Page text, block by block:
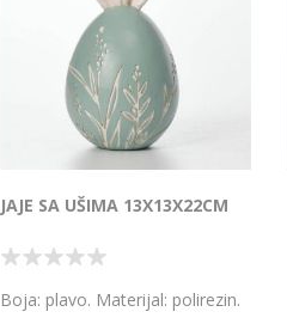
JAJE SA UŠIMA 13X13X22CM
Boja: plavo. Materijal: polirezin.